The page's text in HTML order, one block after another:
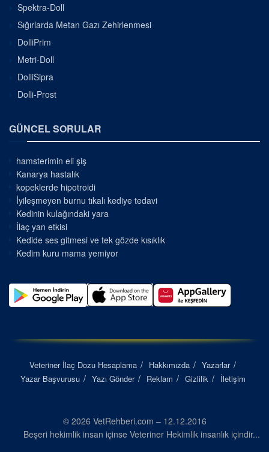
Spektra-Doll
Sığırlarda Metan Gazı Zehirlenmesi
DolliPrim
Metri-Doll
DolliSipra
Dolli-Prost
GÜNCEL SORULAR
hamsterimin eli şiş
Kanarya hastalık
kopeklerde hipotroidi
İyileşmeyen burnu tıkalı kediye tedavi
Kedinin kulağındaki yara
İlaç yan etkisi
Kedide ses gitmesi ve tek gözde kısıklık
Kedim kuru mama yemiyor
Veteriner İlaç Dozu Hesaplama Hakkımızda
Yazarlar
Yazar Başvurusu
Yazı Gönder Reklam Gizlilik İletişim
© 2026 VetRehberi.com – 12.12.2016
Beşeri hekimlik insan içinse Veteriner Hekimlik insanlık içindir...